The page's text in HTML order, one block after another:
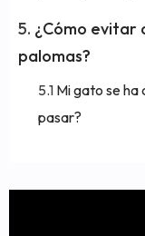
¿Cómo evitar
palomas?
Mi gato se ha
pasar?